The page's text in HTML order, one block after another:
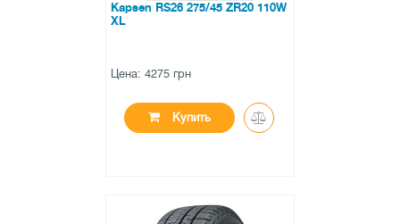
Kapsen RS26 275/45 ZR20 110W
XL
Цена: 4275 грн
Купить
в наличии